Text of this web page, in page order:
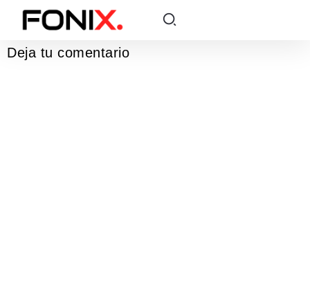
Deja tu comentario